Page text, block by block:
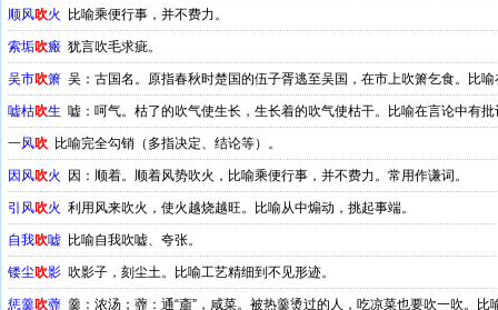
顺风吹火 比喻乘便行事，并不费力。
索垢吹瘢 犹言吹毛求疵。
吴市吹箫 吴：古国名。原指春秋时楚国的伍子胥逃至吴国，在市上吹箫乞食。比
嘘枯吹生 嘘：呵气。枯了的吹气使生长，生长着的吹气使枯干。比喻在言论中有
一风吹 比喻完全勾销（多指决定、结论等）。
因风吹火 因：顺着。顺着风势吹火，比喻乘便行事，并不费力。常用作谦词。
引风吹火 利用风来吹火，使火越烧越旺。比喻从中煽动，挑起事端。
自我吹嘘 比喻自我吹嘘、夸张。
镂尘 吹影 吹影子，刻尘土。比喻工艺精细到不见形迹。
惩羹吹虀 羹：浓汤；虀：通“齑”，咸菜。被热羹烫过的人，吃凉菜也要吹一吹。